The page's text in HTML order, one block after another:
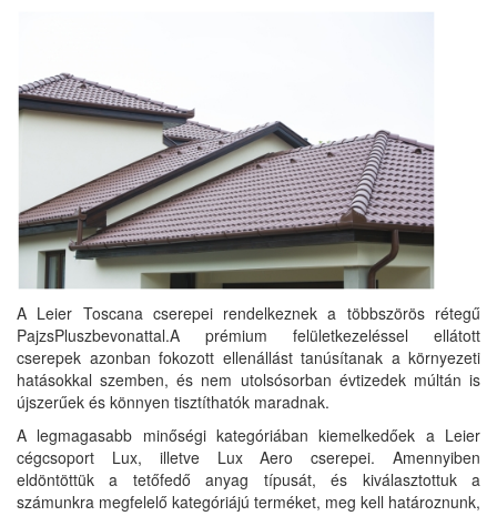
A Leier Toscana cserepei rendelkeznek a többszörös rétegű
PajzsPluszbevonattal.A prémium felületkezeléssel ellátott
cserepek azonban fokozott ellenállást tanúsítanak a környezeti
hatásokkal szemben, és nem utolsósorban évtizedek múltán is
újszerűek és könnyen tisztíthatók maradnak.
A legmagasabb minőségi kategóriában kiemelkedőek a Leier
cégcsoport Lux, illetve Lux Aero cserepei. Amennyiben
eldöntöttük a tetőfedő anyag típusát, és kiválasztottuk a
számunkra megfelelő kategóriájú terméket, meg kell határoznunk,